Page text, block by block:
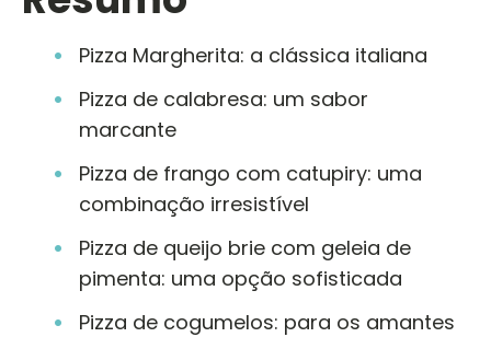
Pizza Margherita: a clássica italiana
Pizza de calabresa: um sabor
marcante
Pizza de frango com catupiry: uma
combinação irresistível
Pizza de queijo brie com geleia de
pimenta: uma opção sofisticada
Pizza de cogumelos: para os amantes